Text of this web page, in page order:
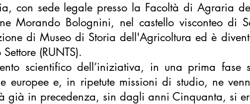
con sede legale presso la Facoltà di Agraria
Morando Bolognini, nel castello visconteo
di Museo di Storia dell'Agricoltura ed è
(RUNTS).
scientifico dell’iniziativa, in una prima
europee e, in ripetute missioni di studio, ne
già in precedenza, sin dagli anni Cinquanta, si